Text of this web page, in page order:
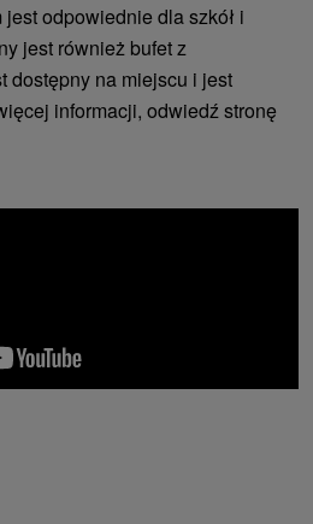
odpowiednie dla szkół i
jest również bufet z
dostępny na miejscu i jest
informacji, odwiedź stronę